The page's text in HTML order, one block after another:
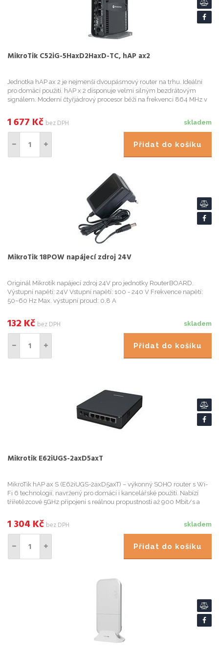
MikroTik C52iG-5HaxD2HaxD-TC, hAP ax2
Jednotka hAP ax 2 je nejmenší dvoupásmový router na trhu. Ideální
pro domácí použití. hAP x 2 disponuje velmi silným bezdrátovým
signálem. Moderní čtyřjádrový procesor běží na frekvenci 864 MHz v
skladem
1 677 Kč bez DPH
Přidat do košíku
MikroTik 18POW napájecí zdroj 24V
Originál Mikrotik napájecí zdroj 24V pro jednotky RouterBOARD.
Výstupní napětí: 24V Vstupní napětí: 100 - 240 V Frekvence napětí:
50~60 Hz Max. výstupní proud: 0,8 A
skladem
132 Kč bez DPH
Přidat do košíku
Mikrotik E62iUGS-2axD5axT
MikroTik hAP ax S (E62iUGS-2axD5axT) – výkonný SOHO router s Wi-
Fi 6 technologií, navržený pro domácí i kancelářské použití. Nabízí
třířetězcové 5GHz připojení s reálnou propustností až 900 Mbit/s a
skladem
1 304 Kč bez DPH
Přidat do košíku